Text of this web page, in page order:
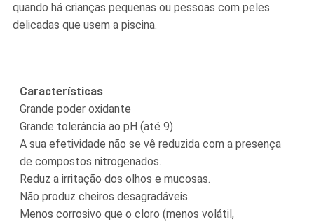
quando há crianças pequenas ou pessoas com peles
delicadas que usem a piscina.
Características
Grande poder oxidante
Grande tolerância ao pH (até 9)
A sua efetividade não se vê reduzida com a presença
de compostos nitrogenados.
Reduz a irritação dos olhos e mucosas.
Não produz cheiros desagradáveis.
Menos corrosivo que o cloro (menos volátil,